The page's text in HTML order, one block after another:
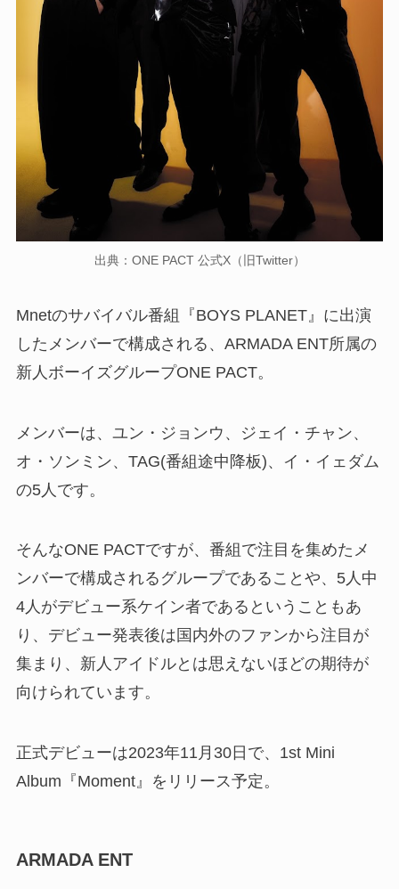
出典：ONE PACT 公式X（旧Twitter）
Mnetのサバイバル番組『BOYS PLANET』に出演
したメンバーで構成される、ARMADA ENT所属の
新人ボーイズグループONE PACT。
メンバーは、ユン・ジョンウ、ジェイ・チャン、
オ・ソンミン、TAG(番組途中降板)、イ・イェダム
の5人です。
そんなONE PACTですが、番組で注目を集めたメ
ンバーで構成されるグループであることや、5人中
4人がデビュー系ケイン者であるということもあ
り、デビュー発表後は国内外のファンから注目が
集まり、新人アイドルとは思えないほどの期待が
向けられています。
正式デビューは2023年11月30日で、1st Mini
Album『Moment』をリリース予定。
ARMADA ENT